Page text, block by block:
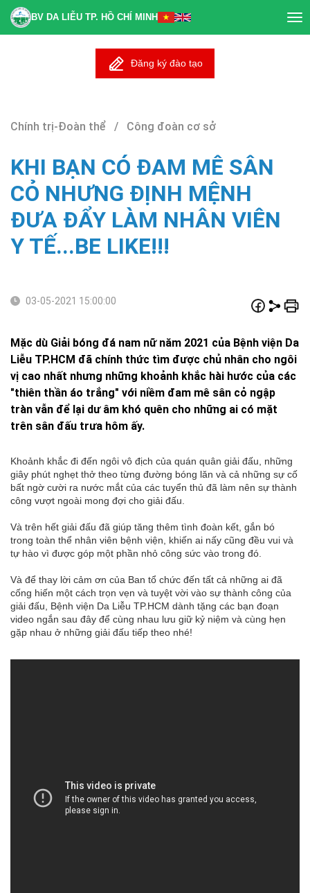
BV DA LIỄU TP. HỒ CHÍ MINH
Đăng ký đào tạo
Chính trị-Đoàn thể / Công đoàn cơ sở
KHI BẠN CÓ ĐAM MÊ SÂN
CỎ NHƯNG ĐỊNH MỆNH
ĐƯA ĐẨY LÀM NHÂN VIÊN
Y TẾ...BE LIKE!!!
03-05-2021 15:00:00
Mặc dù Giải bóng đá nam nữ năm 2021 của Bệnh viện Da
Liễu TP.HCM đã chính thức tìm được chủ nhân cho ngôi
vị cao nhất nhưng những khoảnh khắc hài hước của các
"thiên thần áo trắng" với niềm đam mê sân cỏ ngập
tràn vẫn để lại dư âm khó quên cho những ai có mặt
trên sân đấu trưa hôm ấy.
Khoảnh khắc đi đến ngôi vô địch của quán quân giải đấu, những
giây phút nghẹt thở theo từng đường bóng lăn và cả những sự cố
bất ngờ cười ra nước mắt của các tuyển thủ đã làm nên sự thành
công vượt ngoài mong đợi cho giải đấu.
Và trên hết giải đấu đã giúp tăng thêm tình đoàn kết, gắn bó
trong toàn thể nhân viên bệnh viện, khiến ai nấy cũng đều vui và
tự hào vì được góp một phần nhỏ công sức vào trong đó.
Và để thay lời cảm ơn của Ban tổ chức đến tất cả những ai đã
cống hiến một cách trọn vẹn và tuyệt vời vào sự thành công của
giải đấu, Bệnh viện Da Liễu TP.HCM dành tặng các bạn đoạn
video ngắn sau đây để cùng nhau lưu giữ kỷ niệm và cùng hẹn
gặp nhau ở những giải đấu tiếp theo nhé!